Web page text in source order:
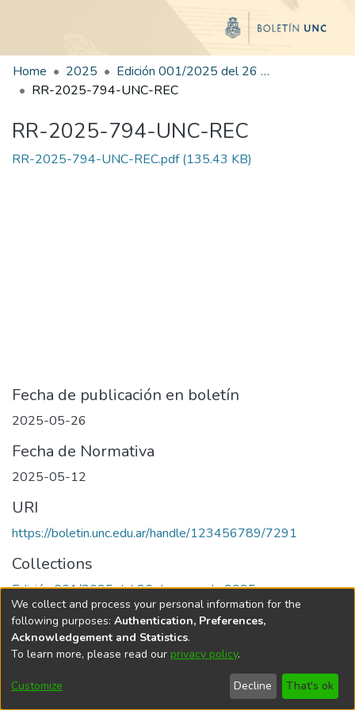
Home 2025
Edición 001/2025 del 26 de mayo de 2025
RR-2025-794-UNC-REC
RR-2025-794-UNC-REC
RR-2025-794-UNC-REC.pdf(135.43 KB)
Fecha de publicación en boletín
2025-05-26
Fecha de Normativa
2025-05-12
URI
https://boletin.unc.edu.ar/handle/123456789/7291
Collections
Edición 001/2025 del 26 de mayo de 2025
Universidad Nacional de Córdoba
We collect and process your personal information for the
following purposes: Authentication, Preferences,
Acknowledgement and Statistics.
To learn more, please read our privacy policy.
Customize Decline That's ok